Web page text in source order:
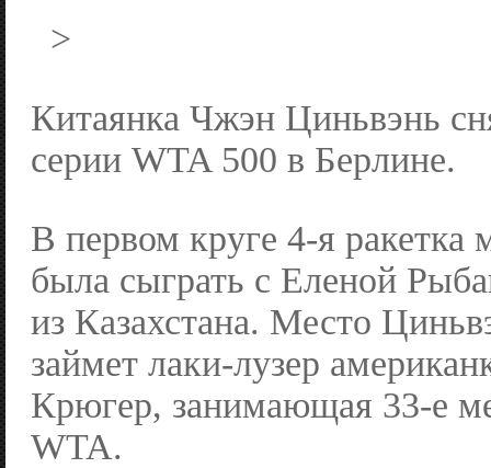
>
Китаянка Чжэн Циньвэнь
серии WTA 500 в Берлине.
В первом круге 4-я ракетка
была сыграть с Еленой
из Казахстана. Место
займет лаки-лузер
Крюгер, занимающая 33-е
WTA.